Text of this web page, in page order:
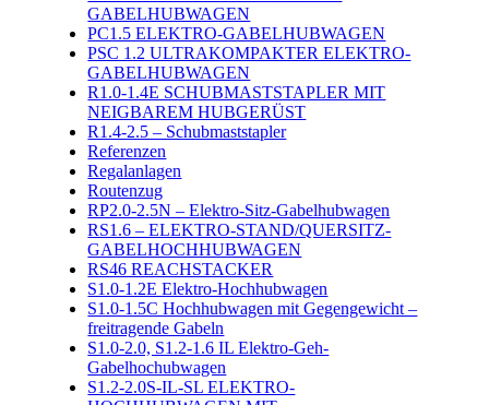
GABELHUBWAGEN
PC1.5 ELEKTRO-GABELHUBWAGEN
PSC 1.2 ULTRAKOMPAKTER ELEKTRO-
GABELHUBWAGEN
R1.0-1.4E SCHUBMASTSTAPLER MIT
NEIGBAREM HUBGERÜST
R1.4-2.5 – Schubmaststapler
Referenzen
Regalanlagen
Routenzug
RP2.0-2.5N – Elektro-Sitz-Gabelhubwagen
RS1.6 – ELEKTRO-STAND/QUERSITZ-
GABELHOCHHUBWAGEN
RS46 REACHSTACKER
S1.0-1.2E Elektro-Hochhubwagen
S1.0-1.5C Hochhubwagen mit Gegengewicht –
freitragende Gabeln
S1.0-2.0, S1.2-1.6 IL Elektro-Geh-
Gabelhochubwagen
S1.2-2.0S-IL-SL ELEKTRO-